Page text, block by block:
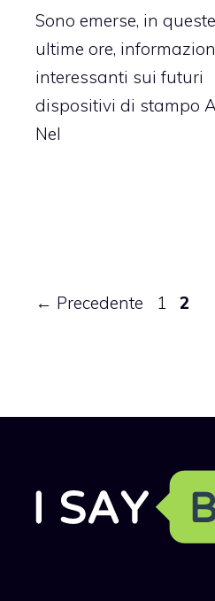
Sono emerse, in queste
ultime ore,
interessanti sui futuri
dispositivi di stampo
Nel
← Precedente Pagina
1 2